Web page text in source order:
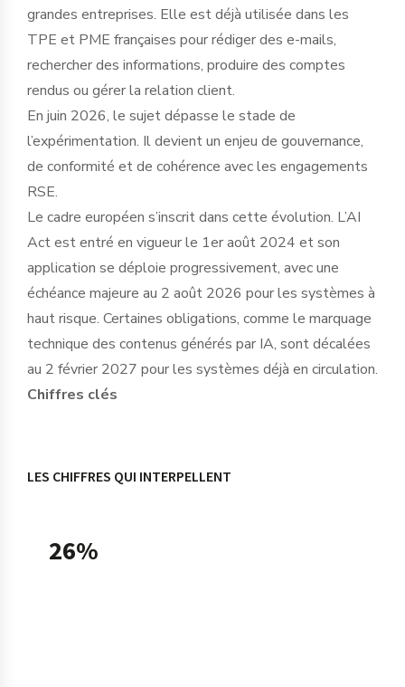
grandes entreprises. Elle est déjà utilisée dans les
TPE et PME françaises pour rédiger des e-mails,
rechercher des informations, produire des comptes
rendus ou gérer la relation client.
En juin 2026, le sujet dépasse le stade de
l’expérimentation. Il devient un enjeu de gouvernance,
de conformité et de cohérence avec les engagements
RSE.
Le cadre européen s’inscrit dans cette évolution. L’AI
Act est entré en vigueur le 1er août 2024 et son
application se déploie progressivement, avec une
échéance majeure au 2 août 2026 pour les systèmes à
haut risque. Certaines obligations, comme le marquage
technique des contenus générés par IA, sont décalées
au 2 février 2027 pour les systèmes déjà en circulation.
Chiffres clés
LES CHIFFRES QUI INTERPELLENT
26%